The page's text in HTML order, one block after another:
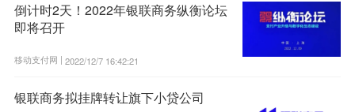
倒计时2天！2022年银联商务纵衡论坛
即将召开
移动支付网 | 2022/12/7 16:42:21
银联商务拟挂牌转让旗下小贷公司